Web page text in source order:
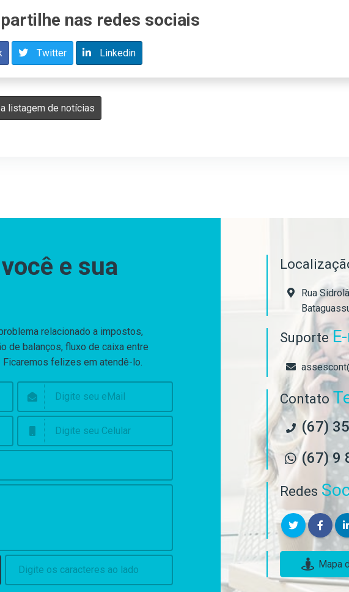
nas redes sociais
Twitter Linkedin
listagem de notícias
e sua
relacionado a impostos,
de balanços, fluxo de caixa entre
felizes em atendê-lo.
Rua
Suporte
Contato
(67)
(67) 9
Redes
Mapa